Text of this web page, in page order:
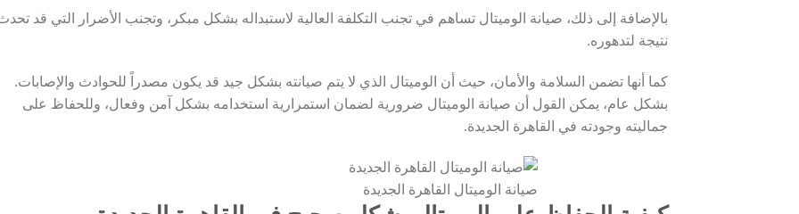
بالإضافة إلى ذلك، صيانة الوميتال تساهم في تجنب التكلفة العالية لاستبداله بشكل مبكر، وتجنب الأضرار التي قد
نتيجة لتدهوره.
كما أنها تضمن السلامة والأمان، حيث أن الوميتال الذي لا يتم صيانته بشكل جيد قد يكون مصدراً للحوادث والإصابات.
بشكل عام، يمكن القول أن صيانة الوميتال ضرورية لضمان استمرارية استخدامه بشكل آمن وفعال، وللحفاظ على
جماليته وجودته في القاهرة الجديدة.
صيانة الوميتال القاهرة الجديدة